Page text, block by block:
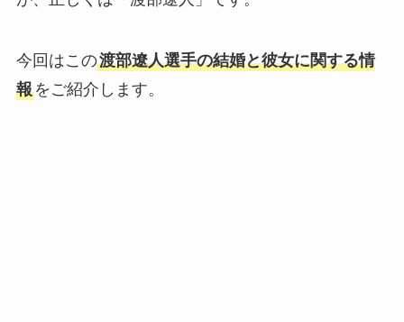
今回はこの渡部遼人選手の結婚と彼女に関する情
報をご紹介します。